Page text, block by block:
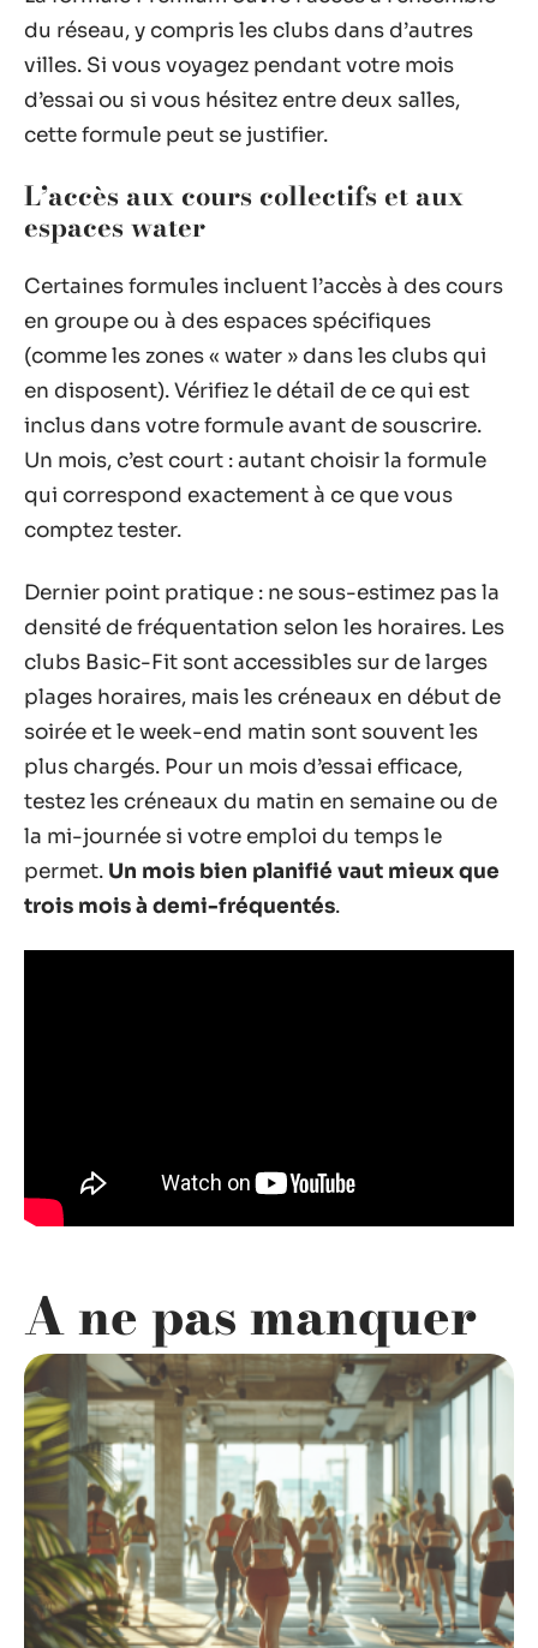
du réseau, y compris les clubs dans d’autres
villes. Si vous voyagez pendant votre mois
d’essai ou si vous hésitez entre deux salles,
cette formule peut se justifier.
L’accès aux cours collectifs et aux
espaces water
Certaines formules incluent l’accès à des cours
en groupe ou à des espaces spécifiques
(comme les zones « water » dans les clubs qui
en disposent). Vérifiez le détail de ce qui est
inclus dans votre formule avant de souscrire.
Un mois, c’est court : autant choisir la formule
qui correspond exactement à ce que vous
comptez tester.
Dernier point pratique : ne sous-estimez pas la
densité de fréquentation selon les horaires. Les
clubs Basic-Fit sont accessibles sur de larges
plages horaires, mais les créneaux en début de
soirée et le week-end matin sont souvent les
plus chargés. Pour un mois d’essai efficace,
testez les créneaux du matin en semaine ou de
la mi-journée si votre emploi du temps le
permet. Un mois bien planifié vaut mieux que
trois mois à demi-fréquentés.
A ne pas manquer